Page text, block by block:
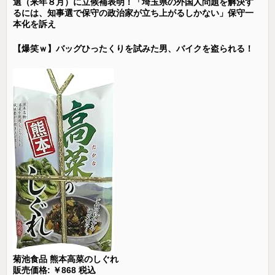
るには、知事選で保守の政治家が立ち上がるしかない」保守一
本化を訴え
【爆笑ｗ】バッグひったくりを試みた男、バイクを盗られる！
菊池食品 熊本高菜のしぐれ
販売価格: ￥868 税込